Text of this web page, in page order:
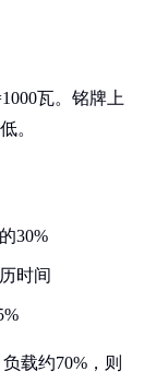
瓦。铭牌上
。
30%
时间
载约70%，则